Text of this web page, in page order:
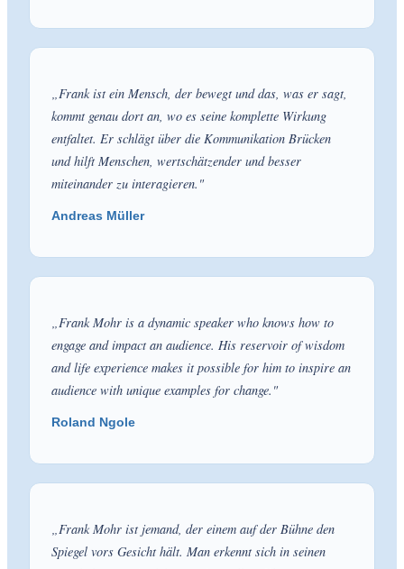
„Frank ist ein Mensch, der bewegt und das, was er sagt,
kommt genau dort an, wo es seine komplette Wirkung
entfaltet. Er schlägt über die Kommunikation Brücken
und hilft Menschen, wertschätzender und besser
miteinander zu interagieren. "
Andreas Müller
„Frank Mohr is a dynamic speaker who knows how to
engage and impact an audience. His reservoir of wisdom
and life experience makes it possible for him to inspire an
audience with unique examples for change. "
Roland Ngole
„Frank Mohr ist jemand, der einem auf der Bühne den
Spiegel vors Gesicht hält. Man erkennt sich in seinen